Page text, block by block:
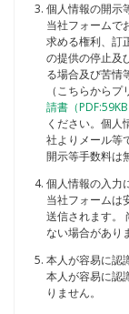
個人情報の開示
当社フォームで
求める権利、訂
の提供の停止及
る場合及び苦情
（こちらから
請書（PDF:59KB
ください。個人
社よりメール等
開示等手数料は
個人情報の入力
当社フォームは
送信されます。
ない場合があり
本人が容易に認
本人が容易に認
りません。